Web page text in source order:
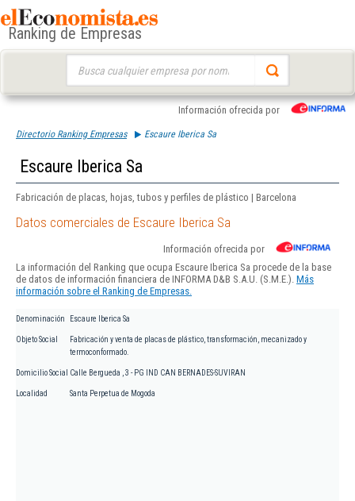
Ranking de Empresas
Información ofrecida por
Directorio Ranking Empresas Escaure Iberica Sa
Escaure Iberica Sa
Fabricación de placas, hojas, tubos y perfiles de plástico | Barcelona
Datos comerciales de Escaure Iberica Sa
Información ofrecida por
La información del Ranking que ocupa Escaure Iberica Sa procede de la base
de datos de información financiera de INFORMA D&B S.A.U. (S.M.E.). Más
información sobre el Ranking de Empresas.
Denominación Escaure Iberica Sa
Objeto Social
Fabricación y venta de placas de plástico, transformación, mecanizado y
termoconformado.
Domicilio Social Calle Bergueda , 3 - PG IND CAN BERNADES-SUVIRAN
Localidad Santa Perpetua de Mogoda